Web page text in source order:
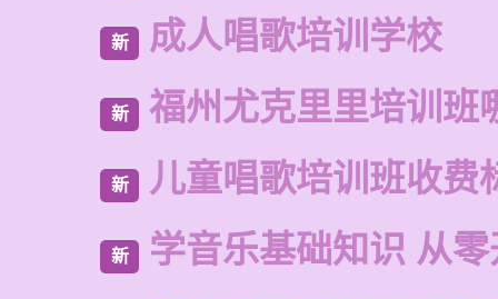
新 成人唱歌培训学校
新 福州尤克里里培训班
新 儿童唱歌培训班收费
新 学音乐基础知识 从